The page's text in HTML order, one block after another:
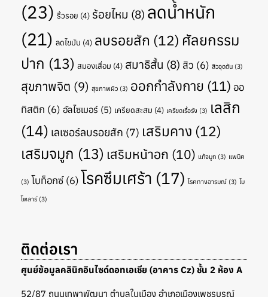
(23) ริ้วรอย (4) ร้อยไหม (8) ลดน้ำหนัก
(21) ลดไขมัน (4) ลบรอยสัก (12) ศัลยกรรม
ปาก (13) สมองเสื่อม (4) สมาธิสั้น (8) สิว (6) สิวอุดตัน (3)
สุขภาพจิต (9) สุขภาพผิว (3) ออกกำลังกาย (11) ออ
ทิสติก (6) อัลไซเมอร์ (5) เครียดสะสม (4) เครียดเรื้อรัง (3) เลสิก
(14) เลเซอร์ลบรอยสัก (7) เสริมคาง (12)
เสริมจมูก (13) เสริมหน้าอก (10) แก้จมูก (3) แพนิค
(3) โบท็อกซ์(6) โรคซึมเศร้า (17) โรคทางอารมณ์ (3) ไบ
โพลาร์(3)
ติดต่อเรา
ศูนย์ข้อมูลคลินิกอินไซด์ดอทเอเชีย (อาคาร Cz) ชั้น 2 ห้อง A
52/87 ถนนเทพาพัฒนา ตำบลในเมือง อำเภอเมืองเพชรบูรณ์